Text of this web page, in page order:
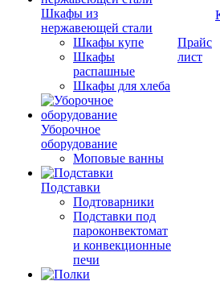
Шкафы из
нержавеющей стали
Шкафы купе
Шкафы
распашные
Шкафы для хлеба
Уборочное
оборудование
Моповые ванны
Подставки
Подтоварники
Подставки под
пароконвектомат
и конвекционные
печи
Прайс
лист